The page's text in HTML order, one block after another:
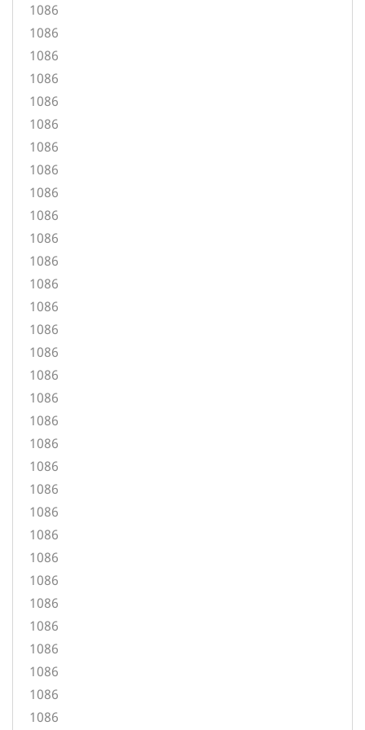
1086
1086
1086
1086
1086
1086
1086
1086
1086
1086
1086
1086
1086
1086
1086
1086
1086
1086
1086
1086
1086
1086
1086
1086
1086
1086
1086
1086
1086
1086
1086
1086